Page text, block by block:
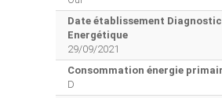
Date établissement Diagnostic
Energétique
29/09/2021
Consommation énergie
D